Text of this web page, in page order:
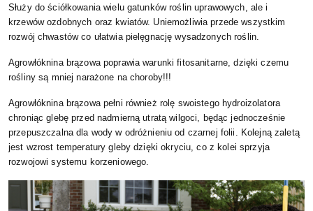
Służy do ściółkowania wielu gatunków roślin uprawowych, ale i
krzewów ozdobnych oraz kwiatów. Uniemożliwia przede wszystkim
rozwój chwastów co ułatwia pielęgnację wysadzonych roślin.
Agrowłóknina brązowa poprawia warunki fitosanitarne, dzięki czemu
rośliny są mniej narażone na choroby!!!
Agrowłóknina brązowa pełni również rolę swoistego hydroizolatora
chroniąc glebę przed nadmierną utratą wilgoci, będąc jednocześnie
przepuszczalna dla wody w odróżnieniu od czarnej folii. Kolejną zaletą
jest wzrost temperatury gleby dzięki okryciu, co z kolei sprzyja
rozwojowi systemu korzeniowego.